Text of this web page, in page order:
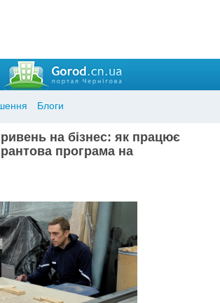
Блоги
на бізнес: як працює
програма на